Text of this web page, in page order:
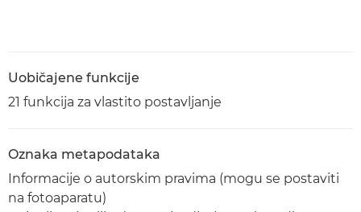
Uobičajene funkcije
21 funkcija za vlastito postavljanje
Oznaka metapodataka
Informacije o autorskim pravima (mogu se postaviti
na fotoaparatu)